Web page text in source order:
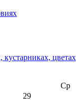
кустарниках, цветах
Ср
29